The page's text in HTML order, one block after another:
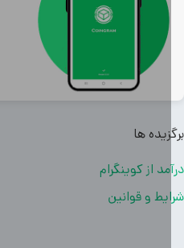
ها
از کوینگرام
و قوانین